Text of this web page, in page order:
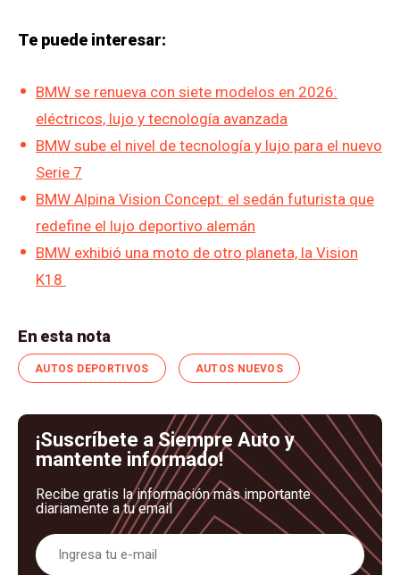
Te puede interesar:
BMW se renueva con siete modelos en 2026:
eléctricos, lujo y tecnología avanzada
BMW sube el nivel de tecnología y lujo para el nuevo
Serie 7
BMW Alpina Vision Concept: el sedán futurista que
redefine el lujo deportivo alemán
BMW exhibió una moto de otro planeta, la Vision
K18
En esta nota
AUTOS DEPORTIVOS AUTOS NUEVOS
¡Suscríbete a Siempre Auto y
mantente informado!
Recibe gratis la información más importante
diariamente a tu email